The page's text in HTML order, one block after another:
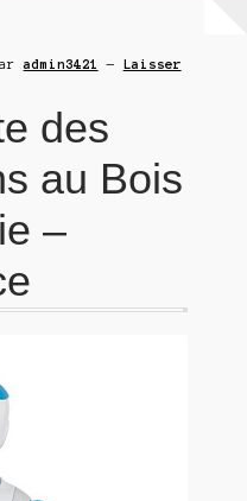
admin3421 — Laisser
des
au Bois
–